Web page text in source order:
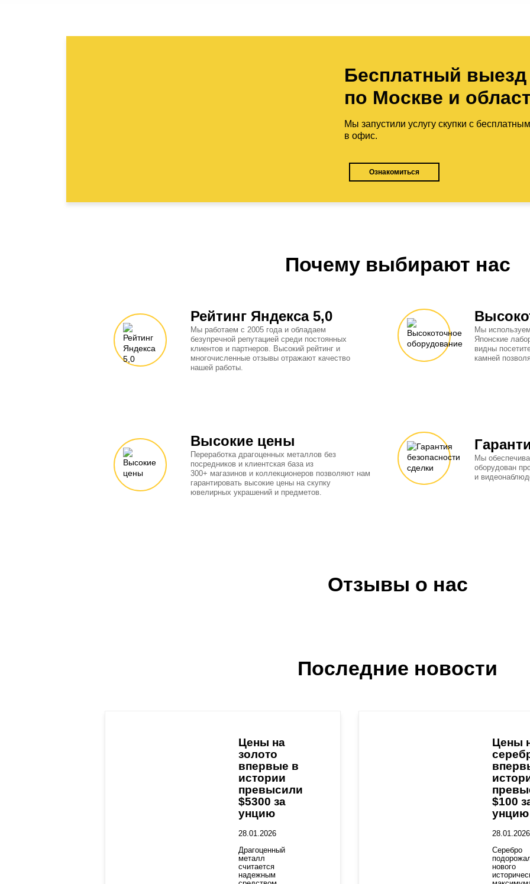
Бесплатный
по Москве и
Мы запустили услугу скупки с
в офис.
Ознакомиться
Почему выбирают нас
Рейтинг Яндекса 5,0
Мы работаем с 2005 года и обладаем
безупречной репутацией среди постоянных
клиентов и партнеров. Высокий рейтинг и
многочисленные отзывы отражают качество
нашей работы.
Мы
Японские
видны
камней
Высокие цены
Переработка драгоценных металлов без
посредников и клиентская база из
300+ магазинов и коллекционеров позволяют нам
гарантировать высокие цены на скупку
ювелирных украшений и предметов.
Мы
оборудован
и
Отзывы о нас
Последние новости
Цены на
золото
впервые в
истории
превысили
$5300 за
унцию
28.01.2026
Драгоценный
металл
считается
надежным
Цены
$100
унцию
28.01.2026
Серебро
нового